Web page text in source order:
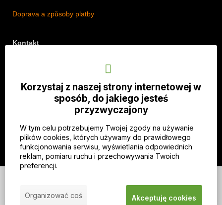
Doprava a způsoby platby
Kontakt
E-mail: info@imothep.cz
Nasz Instagram
Korzystaj z naszej strony internetowej w
sposób, do jakiego jesteś
przyzwyczajony
W tym celu potrzebujemy Twojej zgody na używanie
plików cookies, których używamy do prawidłowego
funkcjonowania serwisu, wyświetlania odpowiednich
reklam, pomiaru ruchu i przechowywania Twoich
preferencji.
Organizować coś Akceptuję cookies